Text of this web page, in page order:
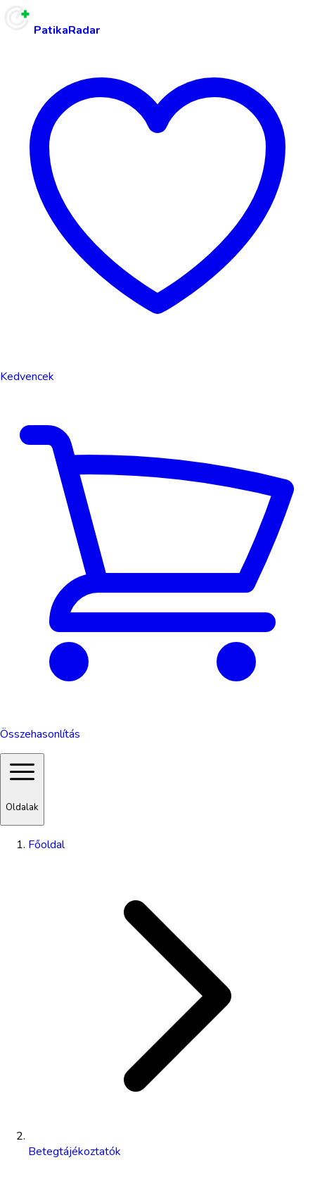
PatikaRadar
Kedvencek
Összehasonlítás
Oldalak
Főoldal
Betegtájékoztatók